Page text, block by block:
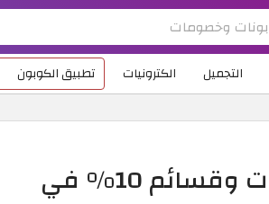
التجميل الكترونيات تطبيق الكوبون
كود خصم ايكيا 2026 أقوى كوبونات وقسائم 10% في